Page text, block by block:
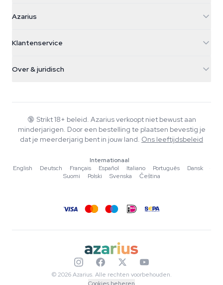
Galvaniweg 11
Nederland
+31(0)204897914
Azarius
Smokeshop
Klantenservice
Retourbeleid
Veelgestelde vragen
Privacybeleid
Over & juridisch
Wiki
Muziek
Redactionele normen
Tools & Calculators
🔞 Strikt 18+ beleid. Azarius verkoopt niet bewust aan
minderjarigen. Door een bestelling te plaatsen bevestig je
dat je meerderjarig bent in jouw land. Ons leeftijdsbeleid
Internationaal
English
·Deutsch ·Français ·Español ·Italiano ·Português ·Dansk
·
Suomi
·Polski ·Svenska ·Čeština
© 2026 Azarius. Alle rechten voorbehouden.